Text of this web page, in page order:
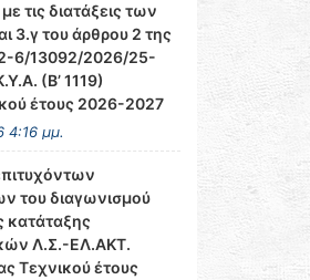
τις διατάξεις των
3.γ του άρθρου 2 της
6/13092/2026/25-
(Β’ 1119)
έτους 2026-2027
4:16 μμ.
του διαγωνισμού
κατάταξης
Λ.Σ.-ΕΛ.ΑΚΤ.
Τεχνικού έτους